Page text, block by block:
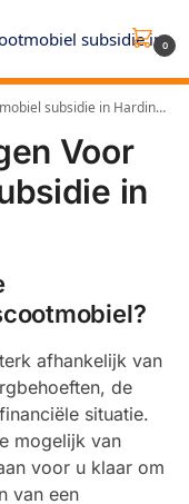
0
subsidie in Hardinxveld
Voor
in
afhankelijk van
de
situatie.
mogelijk van
voor u klaar om
van een